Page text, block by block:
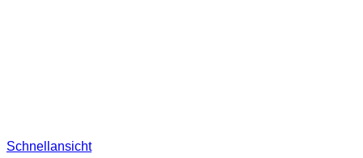
Schnellansicht